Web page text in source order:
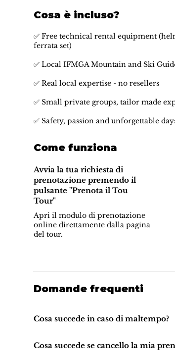
Cosa è incluso?
✅ Free technical rental equipment
ferrata set)
✅ Local IFMGA Mountain and Ski
✅ Real local expertise - no resellers
✅ Small private groups, tailor made
✅ Safety, passion and unforgettable
Come funziona
Avvia la tua richiesta di
prenotazione premendo il
pulsante "Prenota il Tou
Tour"
Apri il modulo di prenotazione
online direttamente dalla pagina
del tour.
Domande frequenti
Cosa succede in caso di maltempo?
Cosa succede se cancello la mia